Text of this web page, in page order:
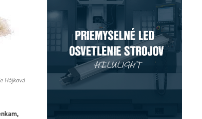
Hájková